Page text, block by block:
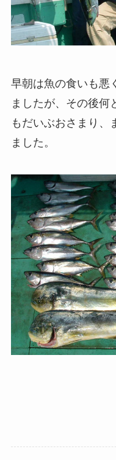
早朝は魚の食いも悪
ましたが、その後何
もだいぶおさまり、
ました。